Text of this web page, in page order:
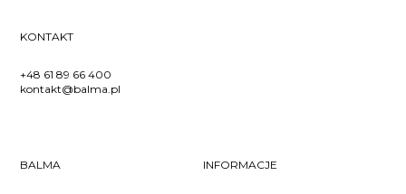
KONTAKT
+48 61 89 66 400
kontakt@balma.pl
BALMA INFORMACJE